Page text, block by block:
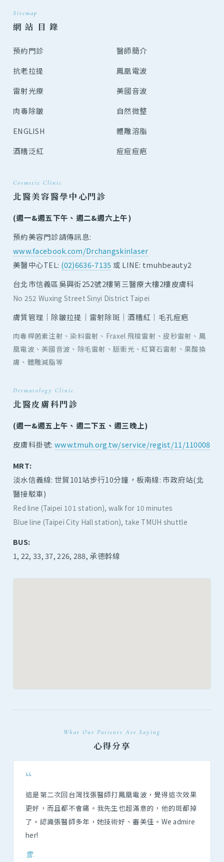
Sitemap
網 站 目 錄
預約門診
醫師簡介
抗老拉提
鳳凰電波
雷射光療
美國音波
肉毒除皺
自然微整
ENGLISH
體雕溶脂
酒糟泛紅
痘痘痘疤
Cosmetic Clinic
北醫美容醫學中心門診
(週一&週五下午、週二&週六上午)
預約美容門診請傳訊息:
www.facebook.com/Drchangskinlaser
美醫中心TEL: (02)6636-7135 或 LINE: tmuhbeauty2
台北市信義區吳興街252號2樓第三醫療大樓2樓皮膚科
No 252 Wuxing Street Sinyi District Taipei
膚質管理｜除皺拉提｜雷射除斑｜酒糟紅｜毛孔痘疤
肉毒桿菌素注射、染料雷射、Fraxel 飛梭雷射、皮秒雷射、鳳
凰電波、美國音波、除毛雷射、脈衝光、紅寶石雷射、果酸換
膚、體雕減脂等
Dermatology Clinic
北醫皮膚科門診
(週一&週五上午、週二下五、週三晚上)
皮膚科掛號:www.tmuh.org.tw/service/regist/11/110008
MRT:
淡水信義線: 世貿101站步行10分鐘，板南線: 市政府站(北
醫接駁車)
Red line (Taipei 101 station), walk for 10 minutes
Blue line (Taipei City Hall station), take TMUH shuttle
BUS:
1, 22, 33, 37, 226, 288, 承德幹線
What Our Patients Are Saying
心得分享
“
這是第二次回台灣找張醫師打鳳凰電波，覺得這次效果
更好，而且都不會痛。我先生也超滿意的，他的斑都掉
了。認識張醫師多年，她技術好、審美佳。We admire
her!
雪.